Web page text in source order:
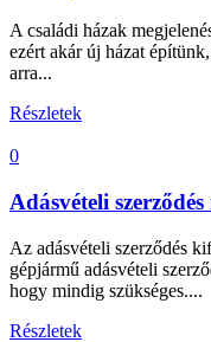
A családi házak
ezért akár új házat
arra...
Részletek
0
Adásvételi
Az adásvételi szerződés
gépjármű adásvételi
hogy mindig szükséges....
Részletek